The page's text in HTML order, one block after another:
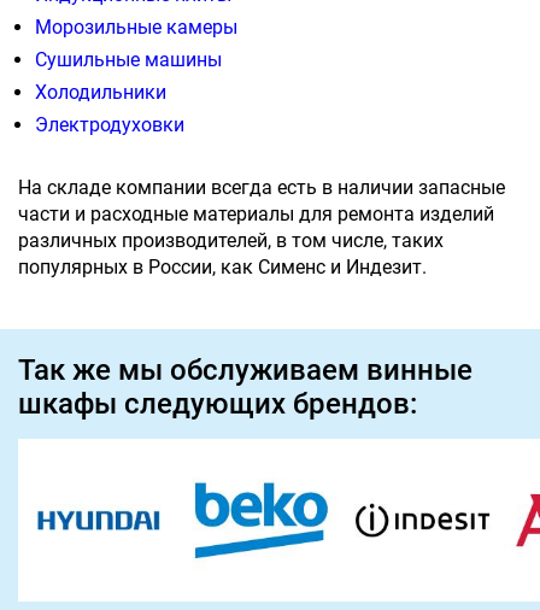
Морозильные камеры
Сушильные машины
Холодильники
Электродуховки
На складе компании всегда есть в наличии запасные
части и расходные материалы для ремонта изделий
различных производителей, в том числе, таких
популярных в России, как Сименс и Индезит.
Так же мы обслуживаем винные
шкафы следующих брендов: